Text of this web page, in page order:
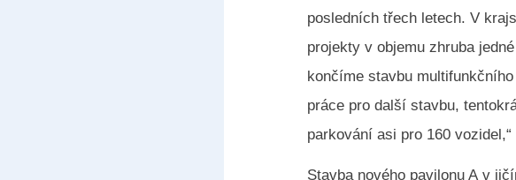
posledních třech letech. V
projekty v objemu zhruba
končíme stavbu
práce pro další stavbu,
parkování asi pro 160
Stavba nového pavilonu A v